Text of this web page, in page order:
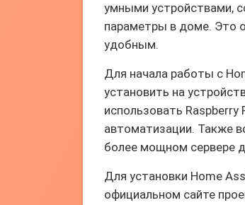
умными устройствами,
параметры в доме. Это
удобным.
Для начала работы с
установить на
использовать
автоматизации. Также
более мощном сервере
Для установки Home
официальном сайте